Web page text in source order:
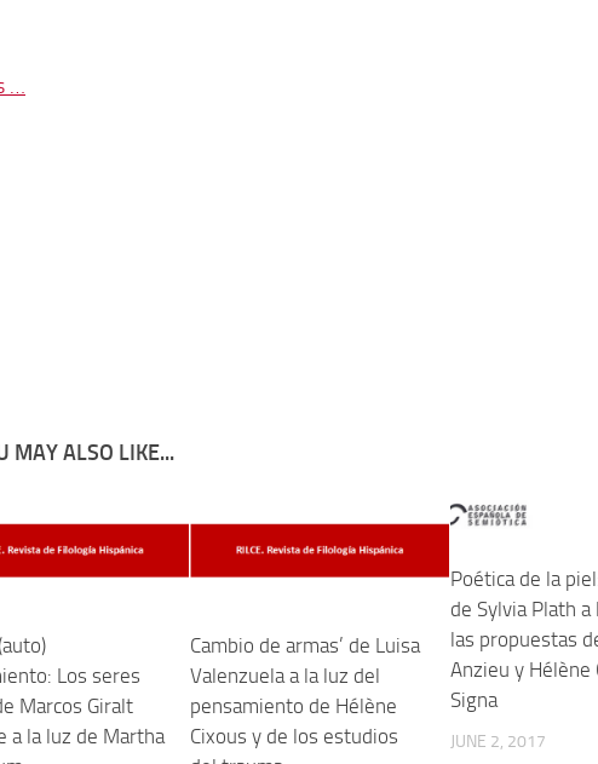
…
MAY ALSO LIKE...
Los seres
Marcos Giralt
a la luz de Martha
Cambio de armas’ de Luisa
Valenzuela a la luz del
pensamiento de Hélène
Cixous y de los estudios
Poética de la
de Sylvia Plath a
las propuestas
Anzieu y Hélène
Signa
JUNE 2, 2017